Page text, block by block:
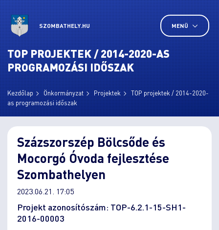
SZOMBATHELY.HU MENÜ
TOP PROJEKTEK / 2014-2020-AS
PROGRAMOZÁSI IDŐSZAK
Kezdőlap Önkormányzat Projektek
TOP projektek / 2014-2020-
as programozási időszak
Százszorszép Bölcsőde és
Mocorgó Óvoda fejlesztése
Szombathelyen
2023.06.21. 17:05
Projekt azonosítószám: TOP-6.2.1-15-SH1-
2016-00003